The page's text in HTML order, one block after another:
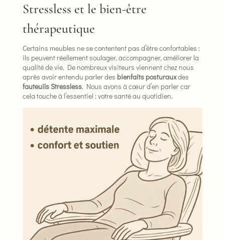
Stressless et le bien-être
thérapeutique
Certains meubles ne se contentent pas d’être confortables :
ils peuvent réellement soulager, accompagner, améliorer la
qualité de vie. De nombreux visiteurs viennent chez nous
après avoir entendu parler des bienfaits posturauxdes
fauteuils Stressless. Nous avons à cœur d’en parler car
cela touche à l’essentiel : votre santé au quotidien.